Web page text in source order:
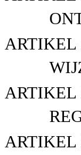
ARTIKEL
ARTIKEL
ARTIKEL